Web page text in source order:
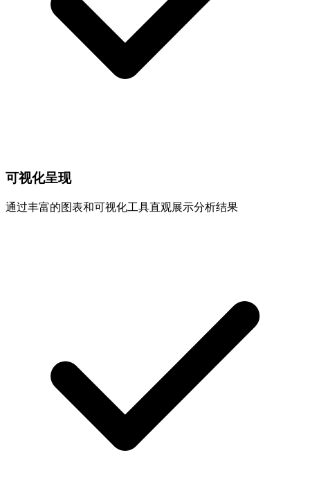
可视化呈现
通过丰富的图表和可视化工具直观展示分析结果